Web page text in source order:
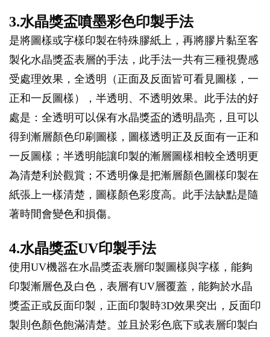
3.水晶獎盃噴墨彩色印製手法
是將圖樣或字樣印製在特殊膠紙上，再將膠片黏至客
製化水晶獎盃表層的手法，此手法一共有三種視覺感
受處理效果，全透明（正面及反面皆可看見圖樣，一
正和一反圖樣），半透明、不透明效果。此手法的好
處是：全透明可以保有水晶獎盃的透明晶亮，且可以
得到漸層顏色印刷圖樣，圖樣透明正及反面有一正和
一反圖樣；半透明能讓印製的漸層圖樣相較全透明更
為清楚利於觀賞；不透明像是把漸層顏色圖樣印製在
紙張上一樣清楚，圖樣顏色彩度高。此手法缺點是隨
著時間會變色和損傷。
4.水晶獎盃UV印製手法
使用UV機器在水晶獎盃表層印製圖樣與字樣，能夠
印製漸層色及白色，表層有UV層覆蓋，能夠於水晶
獎盃正或反面印製，正面印製時3D效果突出，反面印
製則色顏色飽滿清楚。並且於彩色底下或表層印製白